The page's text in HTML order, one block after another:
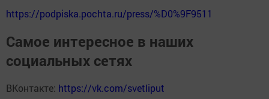
https://podpiska.pochta.ru/press/%D0%9F9511
Самое интересное в наших
социальных сетях
ВКонтакте: https://vk.com/svetliput